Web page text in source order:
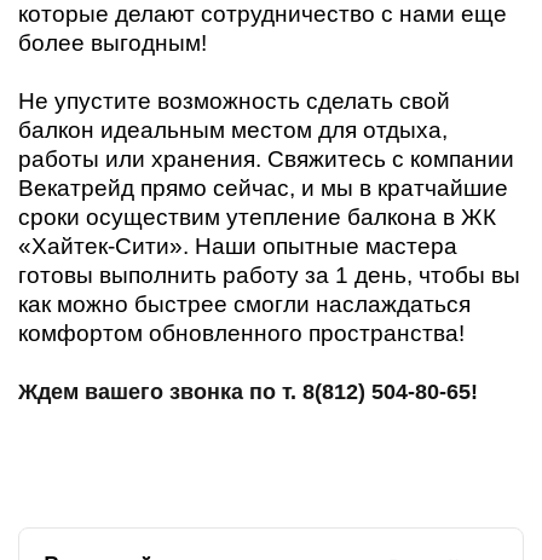
которые делают сотрудничество с нами еще
более выгодным!
Не упустите возможность сделать свой
балкон идеальным местом для отдыха,
работы или хранения. Свяжитесь с компании
Векатрейд прямо сейчас, и мы в кратчайшие
сроки осуществим утепление балкона в ЖК
«Хайтек-Сити». Наши опытные мастера
готовы выполнить работу за 1 день, чтобы вы
как можно быстрее смогли наслаждаться
комфортом обновленного пространства!
Ждем вашего звонка по т. 8(812) 504-80-65!